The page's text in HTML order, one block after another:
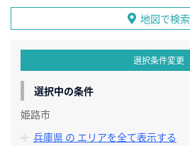
地図で検索
選択条件変更
選択中の条件
姫路市
兵庫県 の エリアを全て表示する